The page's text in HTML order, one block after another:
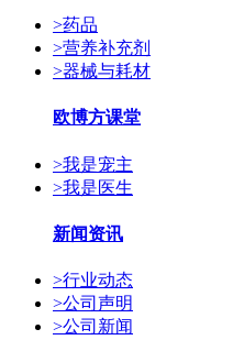
>药品
>营养补充剂
>器械与耗材
欧博方课堂
>我是宠主
>我是医生
新闻资讯
>行业动态
>公司声明
>公司新闻